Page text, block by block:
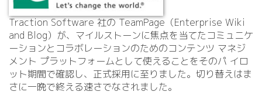
Traction Software 社の TeamPage（Enterprise Wiki
and Blog）が、マイルストーンに焦点を当てたコミュニケ
ーションとコラボレーションのためのコンテンツ マネジ
メント プラットフォームとして使えることをそのパ イロ
ット期間で確認し、正式採用に至りました。切り替えはま
さに一晩で終える速さでなされました。